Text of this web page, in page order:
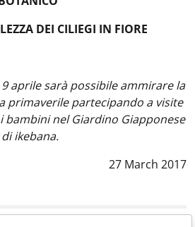
DEI CILIEGI IN FIORE
aprile sarà possibile ammirare la
primaverile partecipando a visite
bambini nel Giardino Giapponese
ikebana.
Data notizia:
27 March 2017